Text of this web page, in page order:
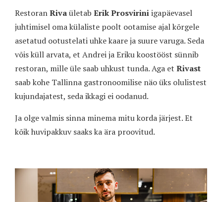
RestoranRivaületab Erik Prosviriniigapäevasel
juhtimisel oma külaliste poolt ootamise ajal kõrgele
asetatud ootustelati uhke kaare ja suure varuga. Seda
võis küll arvata, et Andrei ja Eriku koostööst sünnib
restoran, mille üle saab uhkust tunda. Aga et Rivast
saab kohe Tallinna gastronoomilise näo üks olulistest
kujundajatest, seda ikkagi ei oodanud.
Ja olge valmis sinna minema mitu korda järjest. Et
kõik huvipakkuv saaks ka ära proovitud.